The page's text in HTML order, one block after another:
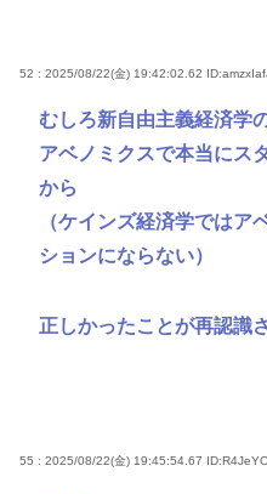
52 : 2025/08/22(金) 19:42:02.62
むしろ新自由主義経済学
アベノミクスで本当にス
から
（ケインズ経済学ではア
ションにならない）
正しかったことが再認識
55 : 2025/08/22(金) 19:45:54.67